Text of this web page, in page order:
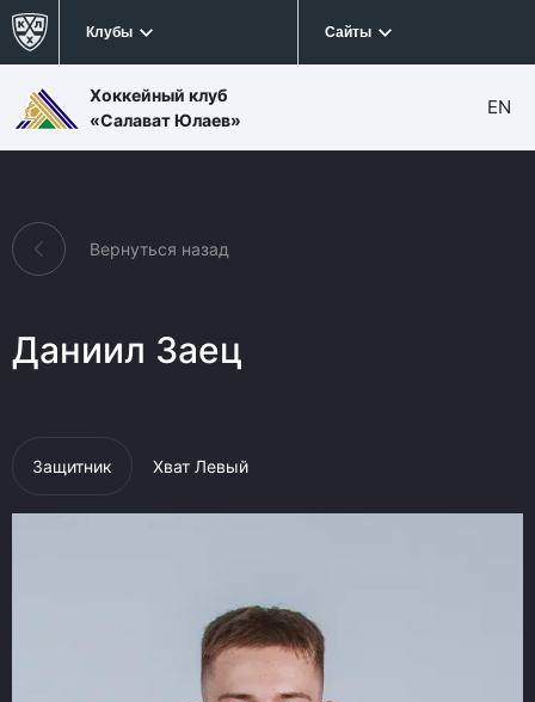
Клубы Сайты
Хоккейный клуб
«Салават Юлаев»
EN
Вернуться назад
Даниил Заец
Защитник Хват Левый